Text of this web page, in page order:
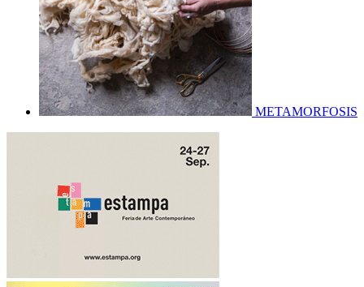
METAMORFOSIS